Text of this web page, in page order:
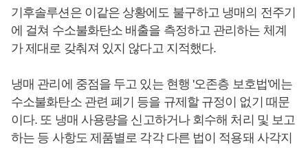
기후솔루션은 이같은 상황에도 불구하고 냉매의 전주기
에 걸쳐 수소불화탄소 배출을 측정하고 관리하는 체계
가 제대로 갖춰져 있지 않다고 지적했다.
냉매 관리에 중점을 두고 있는 현행 '오존층 보호법'에는
수소불화탄소 관련 폐기 등을 규제할 규정이 없기 때문
이다. 또 냉매 사용량을 신고하거나 회수해 처리 및 보고
하는 등 사항도 제품별로 각각 다른 법이 적용돼 사각지